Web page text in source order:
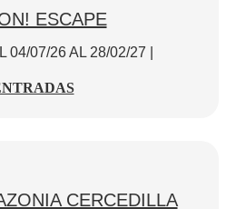
ESCAPE
04/07/26 AL 28/02/27 |
CERCEDILLA